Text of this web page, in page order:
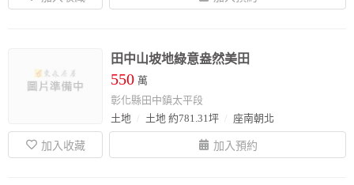
田中山坡地綠意盎然美田
550 萬
彰化縣田中鎮太平段
土地
土地 約781.31坪 座南朝北